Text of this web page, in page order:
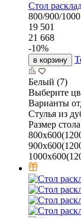
Стол
800/900/1000
19 501
21 668
-10%
в корзину
Белый (7)
Выберите
Варианты
Стулья из
Размер